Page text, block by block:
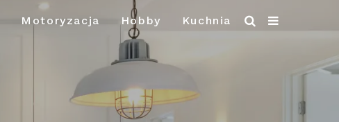
Motoryzacja Hobby Kuchnia